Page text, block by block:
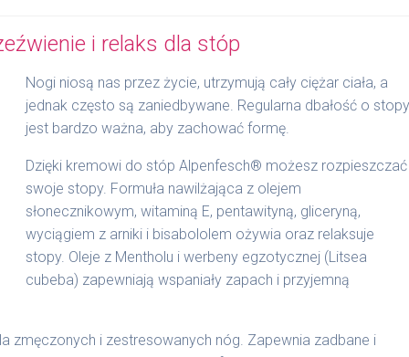
alkohol cetylowy, perfumy, kwas benzoesowy,
kwas dehydrooctowy, cynamon amylowy, wodorotlenek
cytrynian sodu, benzoesan benzylu, kumaryna,
i relaks dla stóp
Nogi niosą nas przez życie, utrzymują cały ciężar ciała, a
jednak często są zaniedbywane. Regularna dbałość o stopy
jest bardzo ważna, aby zachować formę.
Dzięki kremowi do stóp Alpenfesch® możesz rozpieszczać
swoje stopy. Formuła nawilżająca z olejem
słonecznikowym, witaminą E, pentawityną, gliceryną,
wyciągiem z arniki i bisabololem ożywia oraz relaksuje
stopy. Oleje z Mentholu i werbeny egzotycznej (Litsea
cubeba) zapewniają wspaniały zapach i przyjemną
zmęczonych i zestresowanych nóg. Zapewnia zadbane i